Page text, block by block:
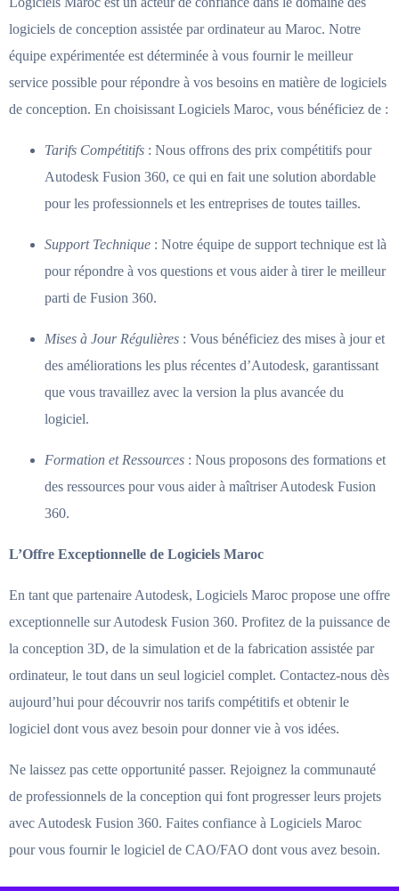
logiciels de conception assistée par ordinateur au Maroc. Notre
équipe expérimentée est déterminée à vous fournir le meilleur
service possible pour répondre à vos besoins en matière de logiciels
de conception. En choisissant Logiciels Maroc, vous bénéficiez de :
Tarifs Compétitifs : Nous offrons des prix compétitifs pour
Autodesk Fusion 360, ce qui en fait une solution abordable
pour les professionnels et les entreprises de toutes tailles.
Support Technique : Notre équipe de support technique est là
pour répondre à vos questions et vous aider à tirer le meilleur
parti de Fusion 360.
Mises à Jour Régulières : Vous bénéficiez des mises à jour et
des améliorations les plus récentes d’Autodesk, garantissant
que vous travaillez avec la version la plus avancée du
logiciel.
Formation et Ressources : Nous proposons des formations et
des ressources pour vous aider à maîtriser Autodesk Fusion
360.
L’Offre Exceptionnelle de Logiciels Maroc
En tant que partenaire Autodesk, Logiciels Maroc propose une offre
exceptionnelle sur Autodesk Fusion 360. Profitez de la puissance de
la conception 3D, de la simulation et de la fabrication assistée par
ordinateur, le tout dans un seul logiciel complet. Contactez-nous dès
aujourd’hui pour découvrir nos tarifs compétitifs et obtenir le
logiciel dont vous avez besoin pour donner vie à vos idées.
Ne laissez pas cette opportunité passer. Rejoignez la communauté
de professionnels de la conception qui font progresser leurs projets
avec Autodesk Fusion 360. Faites confiance à Logiciels Maroc
pour vous fournir le logiciel de CAO/FAO dont vous avez besoin.